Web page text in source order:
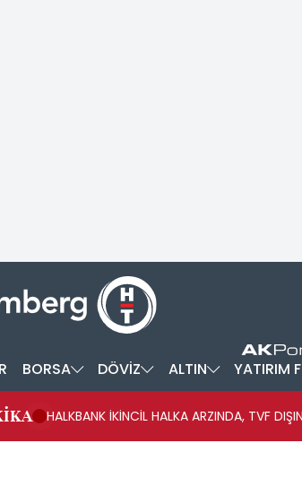
BORSA DÖVİZ ALTIN YATIRIM
HALKBANK İKİNCİL HALKA ARZINDA, TVF